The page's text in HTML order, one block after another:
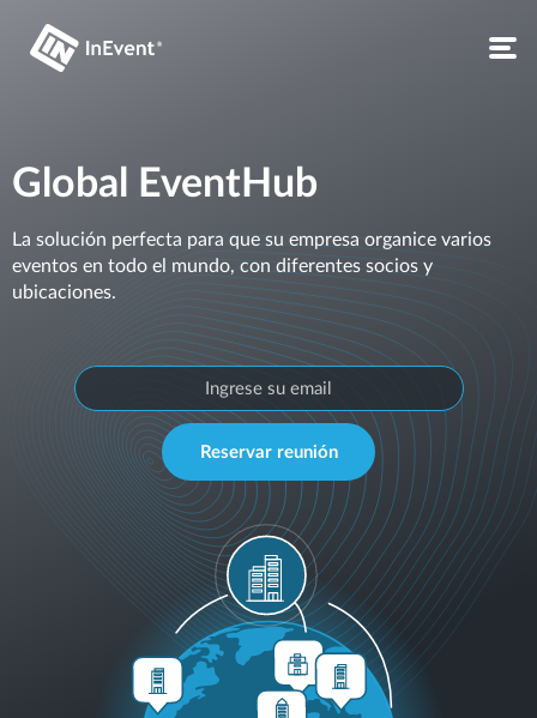
Global EventHub
La solución perfecta para que su empresa organice varios
eventos en todo el mundo, con diferentes socios y
ubicaciones.
Reservar reunión